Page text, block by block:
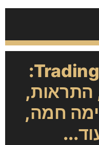
מערכת TradingView:
חמה,